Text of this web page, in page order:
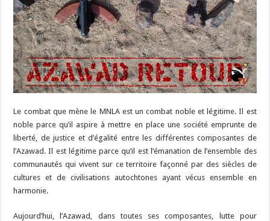
Le combat que mène le MNLA est un combat noble et légitime. Il est
noble parce qu’il aspire à mettre en place une société emprunte de
liberté, de justice et d’égalité entre les différentes composantes de
l’Azawad. Il est légitime parce qu’il est l’émanation de l’ensemble des
communautés qui vivent sur ce territoire façonné par des siècles de
cultures et de civilisations autochtones ayant vécus ensemble en
harmonie.
Aujourd’hui, l’Azawad, dans toutes ses composantes, lutte pour